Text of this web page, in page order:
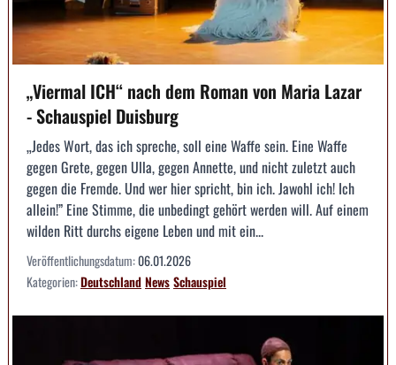
„Viermal ICH“ nach dem Roman von Maria Lazar
- Schauspiel Duisburg
„Jedes Wort, das ich spreche, soll eine Waffe sein. Eine Waffe
gegen Grete, gegen Ulla, gegen Annette, und nicht zuletzt auch
gegen die Fremde. Und wer hier spricht, bin ich. Jawohl ich! Ich
allein!” Eine Stimme, die unbedingt gehört werden will. Auf einem
wilden Ritt durchs eigene Leben und mit ein...
Veröffentlichungsdatum:06.01.2026
Kategorien:DeutschlandNewsSchauspiel